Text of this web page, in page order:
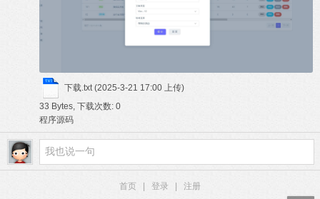
下载.txt (2025-3-21 17:00 上传)
33 Bytes, 下载次数: 0
程序源码
首页 登录
注册